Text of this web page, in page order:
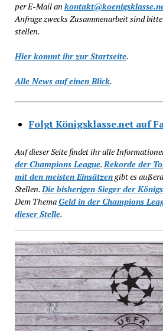
per E-Mail an
Anfrage zwecks Zusammenarbeit sind
stellen.
Hier kommt ihr zur Startseite.
Alle News auf einen Blick.
Folgt Königsklasse.net auf
Auf dieser Seite findet ihr alle
der Champions League.Rekorde der
mit den meisten Einsätzengibt es
Stellen.Die bisherigen Sieger der
Dem ThemaGeld in der Champions
dieser Stelle.